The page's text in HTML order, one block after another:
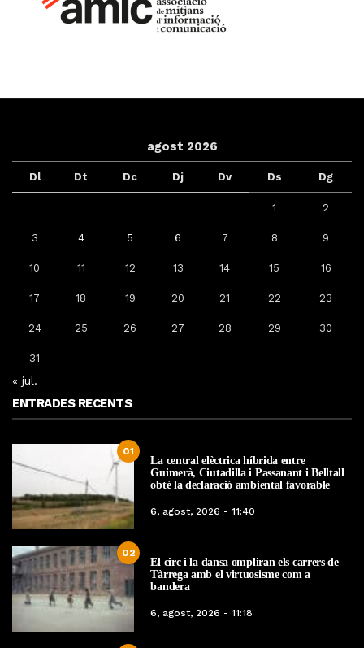
agost 2026
Dl Dt Dc Dj Dv Ds Dg
1 2
3 4 5 6 7 8 9
10 11 12 13 14 15 16
17 18 19 20 21 22 23
24 25 26 27 28 29 30
31
« jul.
ENTRADES RECENTS
01
La central elèctrica híbrida entre
Guimerà, Ciutadilla i Passanant i Belltall
obté la declaració ambiental favorable
6, agost, 2026 - 11:40
02
El circ i la dansa ompliran els carrers de
Tàrrega amb el virtuosisme com a
bandera
6, agost, 2026 - 11:18